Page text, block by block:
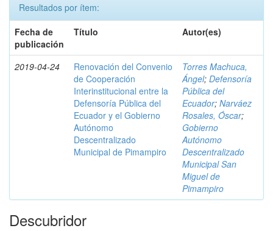
Resultados por ítem:
Fecha de
publicación
Título Autor(es)
2019-04-24
Renovación del Convenio
de Cooperación
Interinstitucional entre la
Defensoría Pública del
Ecuador y el Gobierno
Autónomo
Descentralizado
Municipal de Pimampiro
Torres Machuca,
Ángel; Defensoría
Pública del
Ecuador; Narváez
Rosales, Óscar;
Gobierno
Autónomo
Descentralizado
Municipal San
Miguel de
Pimampiro
Descubridor